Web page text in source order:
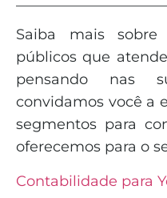
Saiba mais
públicos que
pensando nas
convidamos você a
segmentos para
oferecemos para o
Contabilidade para